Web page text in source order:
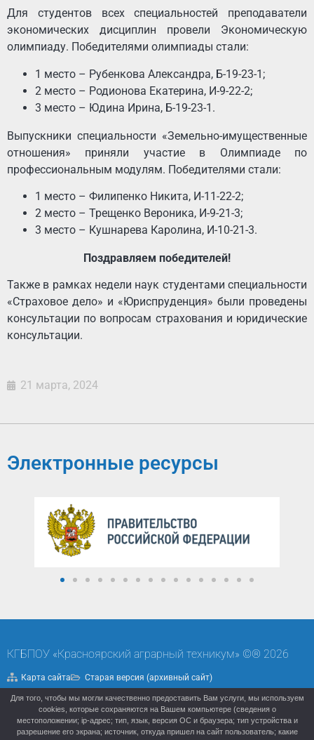
Для студентов всех специальностей преподаватели
экономических дисциплин провели Экономическую
олимпиаду. Победителями олимпиады стали:
1 место – Рубенкова Александра, Б-19-23-1;
2 место – Родионова Екатерина, И-9-22-2;
3 место – Юдина Ирина, Б-19-23-1.
Выпускники специальности «Земельно-имущественные
отношения» приняли участие в Олимпиаде по
профессиональным модулям. Победителями стали:
1 место – Филипенко Никита, И-11-22-2;
2 место – Трещенко Вероника, И-9-21-3;
3 место – Кушнарева Каролина, И-10-21-3.
Поздравляем победителей!
Также в рамках недели наук студентами специальности
«Страховое дело» и «Юриспруденция» были проведены
консультации по вопросам страхования и юридические
консультации.
21 марта, 2024
Электронные ресурсы
КГБПОУ «Красноярский аграрный техникум» ©® 2026
Карта сайта Старая версия (архивный сайт)
Политика конфиденциальности
Для того, чтобы мы могли качественно предоставить Вам услуги, мы используем
cookies, которые сохраняются на Вашем компьютере (сведения о
местоположении; ip-адрес; тип, язык, версия ОС и браузера; тип устройства и
разрешение его экрана; источник, откуда пришел на сайт пользователь; какие